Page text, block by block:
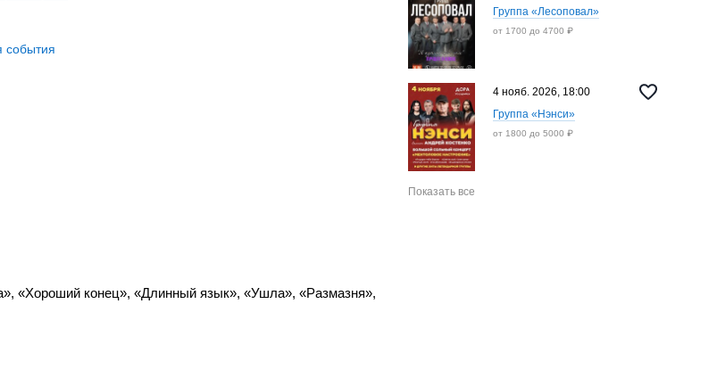
события
«Хороший конец», «Длинный язык», «Ушла», «Размазня»,
Группа «Лесоповал»
от 1700 до 4700 ₽
4 нояб. 2026, 18:00
Группа «Нэнси»
от 1800 до 5000 ₽
Показать все